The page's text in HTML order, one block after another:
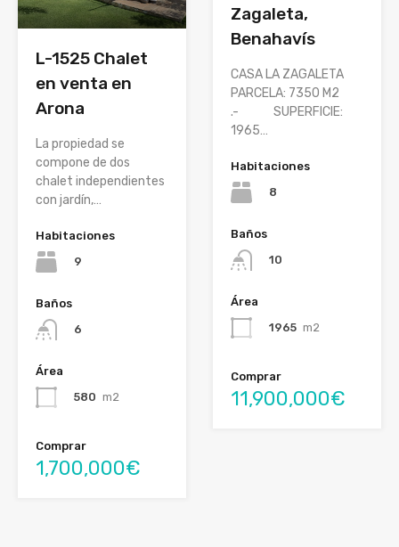
L-1525 Chalet
en venta en
Arona
La propiedad se
compone de dos
chalet independientes
con jardín,…
Habitaciones
9
Baños
6
Área
580 m2
Comprar
1,700,000€
Zagaleta,
Benahavís
CASA LA ZAGALETA
PARCELA: 7350 M2
.- SUPERFICIE:
1965…
Habitaciones
8
Baños
10
Área
1965 m2
Comprar
11,900,000€